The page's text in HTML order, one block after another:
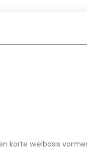
korte wielbasis